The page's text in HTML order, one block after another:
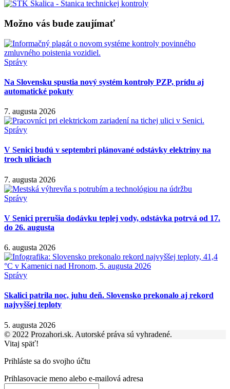
Možno vás bude zaujímať
Správy
Na Slovensku spustia nový systém kontroly PZP, prídu aj
automatické pokuty
7. augusta 2026
Správy
V Senici budú v septembri plánované odstávky elektriny na
troch uliciach
7. augusta 2026
Správy
V Senici prerušia dodávku teplej vody, odstávka potrvá od 17.
do 26. augusta
6. augusta 2026
Správy
Skalici patrila noc, juhu deň. Slovensko prekonalo aj rekord
najvyššej teploty
5. augusta 2026
© 2022 Prozahori.sk. Autorské práva sú vyhradené.
Vitaj späť!
Prihláste sa do svojho účtu
Prihlasovacie meno alebo e-mailová adresa